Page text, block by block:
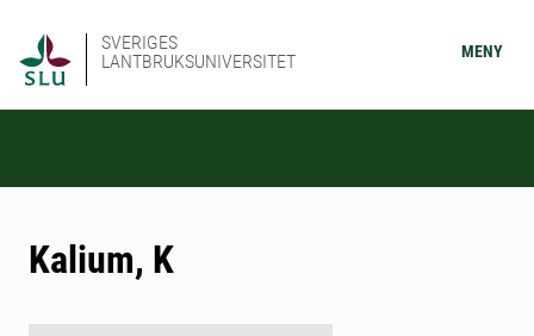
SVERIGES
LANTBRUKSUNIVERSITET
MENY
Kalium, K